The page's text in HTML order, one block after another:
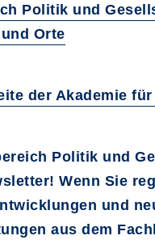
Politik und
Orte
der Akademie
Politik und
Wenn Sie
und
aus dem